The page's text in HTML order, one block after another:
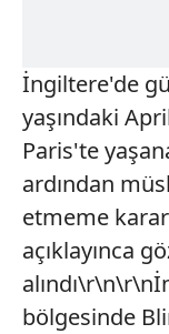
İngiltere'de
yaşındaki
Paris'te
ardından
etmeme
açıklayınca
bölgesinde